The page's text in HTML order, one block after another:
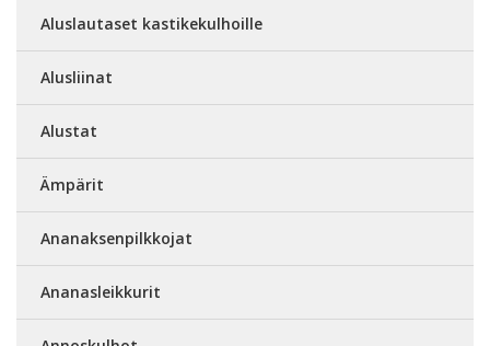
Aluslautaset kastikekulhoille
Alusliinat
Alustat
Ämpärit
Ananaksenpilkkojat
Ananasleikkurit